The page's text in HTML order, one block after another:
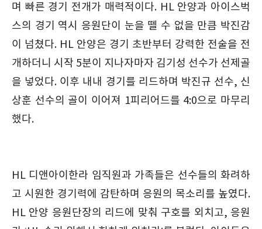
며 빠른 경기 전개가 매력적이다. HL 안양과 아이스벅
스의 경기 역시 응원단이 눈을 뗄 수 없을 만큼 박진감
이 넘쳤다. HL 안양은 경기 초반부터 강력한 전술을 전
개하더니 시작 5분이 지나자마자 김기성 선수가 선제골
을 넣었다. 이후 내내 경기를 리드하며 박진규 선수, 신
상훈 선수의 골이 이어져 1피리어드를 4:0으로 마무리
했다.
HL 디앤아이한라 임직원과 가족들은 선수들의 화려하
고 시원한 경기력에 감탄하며 응원의 목소리를 높였다.
HL 안양 응원단장의 리드에 맞춰 구호를 외치고, 응원